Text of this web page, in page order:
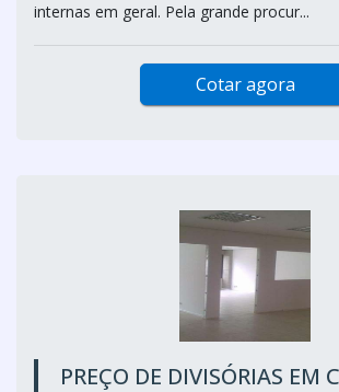
internas em geral. Pela grande procur...
Cotar agora
PREÇO DE DIVISÓRIAS EM